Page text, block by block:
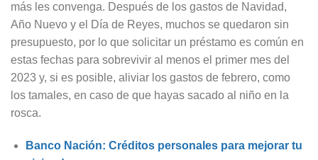
más les convenga. Después de los gastos de Navidad,
Año Nuevo y el Día de Reyes, muchos se quedaron sin
presupuesto, por lo que solicitar un préstamo es común en
estas fechas para sobrevivir al menos el primer mes del
2023 y, si es posible, aliviar los gastos de febrero, como
los tamales, en caso de que hayas sacado al niño en la
rosca.
Banco Nación: Créditos personales para mejorar tu